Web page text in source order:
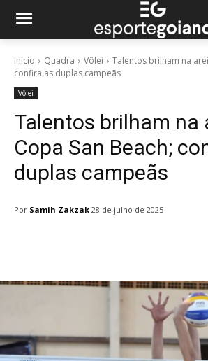
Início Quadra Vôlei
Talentos brilham na
confira as duplas campeãs
Vôlei
Talentos brilham na
Copa San Beach;
duplas campeãs
Por Samih Zakzak 28 de julho de 2025